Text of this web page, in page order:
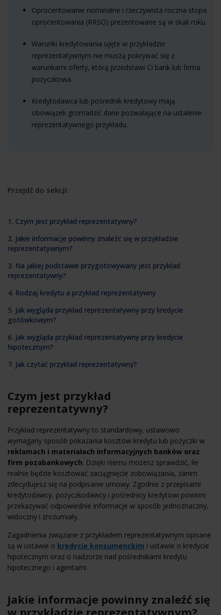
Oprocentowanie nominalne i rzeczywista roczna stopa
oprocentowania (RRSO) prezentowane są w skali roku.
Warunki kredytowania ujęte w przykładzie
reprezentatywnym nie muszą pokrywać się z
warunkami oferty, którą przedstawi Ci bank lub firma
pożyczkowa.
Kredytodawca lub pośrednik kredytowy mają
obowiązek gromadzić dane pozwalające na ustalenie
reprezentatywnego przykładu.
Przejdź do sekcji:
1. Czym jest przykład reprezentatywny?
2. Jakie informacje powinny znaleźć się w przykładzie
reprezentatywnym?
3. Na jakiej podstawie przygotowywany jest przykład
reprezentatywny?
4. Rodzaj kredytu a przykład reprezentatywny
5. Jak wygląda przykład reprezentatywny przy kredycie
gotówkowym?
6. Jak wygląda przykład reprezentatywny przy kredycie
hipotecznym?
7. Jak czytać przykład reprezentatywny?
Czym jest przykład
reprezentatywny?
Przykład reprezentatywny to standardowy, ustawowo
wymagany sposób pokazania kosztów kredytu lub pożyczki w
reklamach i materiałach informacyjnych banków oraz
firm pozabankowych. Dzięki niemu możesz sprawdzić, ile
realnie będzie kosztować zaciągnięcie zobowiązania, zanim
zdecydujesz się na podpisanie umowy. Zgodnie z przepisami
kredytodawcy, pożyczkodawcy i pośrednicy kredytowi powinni
przekazywać odpowiednie informacje w sposób jednoznaczny,
widoczny i zrozumiały.
Zagadnienia związane z przykładem reprezentatywnym opisane
są w ustawie o kredycie konsumenckim i ustawie o kredycie
hipotecznym oraz o nadzorze nad pośrednikami kredytu
hipotecznego i agentami.
Jakie informacje powinny znaleźć się
w przykładzie reprezentatywnym?